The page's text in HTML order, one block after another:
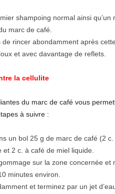
shampoing normal ainsi
marc de café.
de rincer abondamment après
et avec davantage de reflets.
la cellulite
du marc de café vous
à suivre :
un bol 25 g de marc de café (2
et 2 c. à café de miel liquide.
sur la zone concernée
minutes environ.
et terminez par un jet